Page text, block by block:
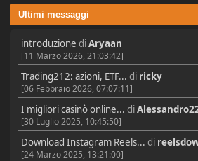
Ultimi messaggi
introduzione diAryaan
[11 Marzo 2026, 21:03:42]
Trading212: azioni, ETF... di ricky
[06 Febbraio 2026, 07:07:11]
I migliori casinò online... di
[30 Luglio 2025, 10:45:50]
Download Instagram Reels... di
[24 Marzo 2025, 13:21:00]